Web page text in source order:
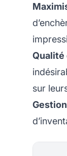
Qualité
sur